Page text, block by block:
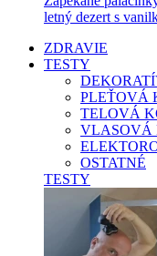
letný dezert s
ZDRAVIE
TESTY
PLEŤOVÁ
TELOVÁ
VLASOVÁ
OSTATNÉ
TESTY